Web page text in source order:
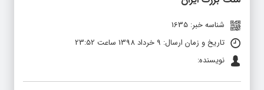
شناسه خبر: 1635
تاریخ و زمان ارسال: 9 خرداد 1398 ساعت 23:52
نویسنده: